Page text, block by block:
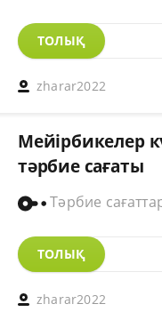
ТОЛЫҚ
zharar2022
Мейірбикелер
тәрбие сағаты
Тәрбие
ТОЛЫҚ
zharar2022